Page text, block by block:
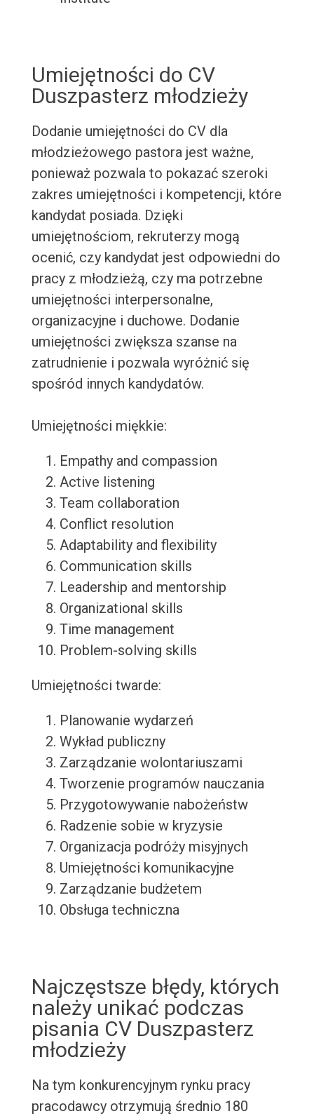
Umiejętności do CV
Duszpasterz młodzieży
Dodanie umiejętności do CV dla
młodzieżowego pastora jest ważne,
ponieważ pozwala to pokazać szeroki
zakres umiejętności i kompetencji, które
kandydat posiada. Dzięki
umiejętnościom, rekruterzy mogą
ocenić, czy kandydat jest odpowiedni do
pracy z młodzieżą, czy ma potrzebne
umiejętności interpersonalne,
organizacyjne i duchowe. Dodanie
umiejętności zwiększa szanse na
zatrudnienie i pozwala wyróżnić się
spośród innych kandydatów.
Umiejętności miękkie:
Empathy and compassion
Active listening
Team collaboration
Conflict resolution
Adaptability and flexibility
Communication skills
Leadership and mentorship
Organizational skills
Time management
Problem-solving skills
Umiejętności twarde:
Planowanie wydarzeń
Wykład publiczny
Zarządzanie wolontariuszami
Tworzenie programów nauczania
Przygotowywanie nabożeństw
Radzenie sobie w kryzysie
Organizacja podróży misyjnych
Umiejętności komunikacyjne
Zarządzanie budżetem
Obsługa techniczna
Najczęstsze błędy, których
należy unikać podczas
pisania CV Duszpasterz
młodzieży
Na tym konkurencyjnym rynku pracy
pracodawcy otrzymują średnio 180